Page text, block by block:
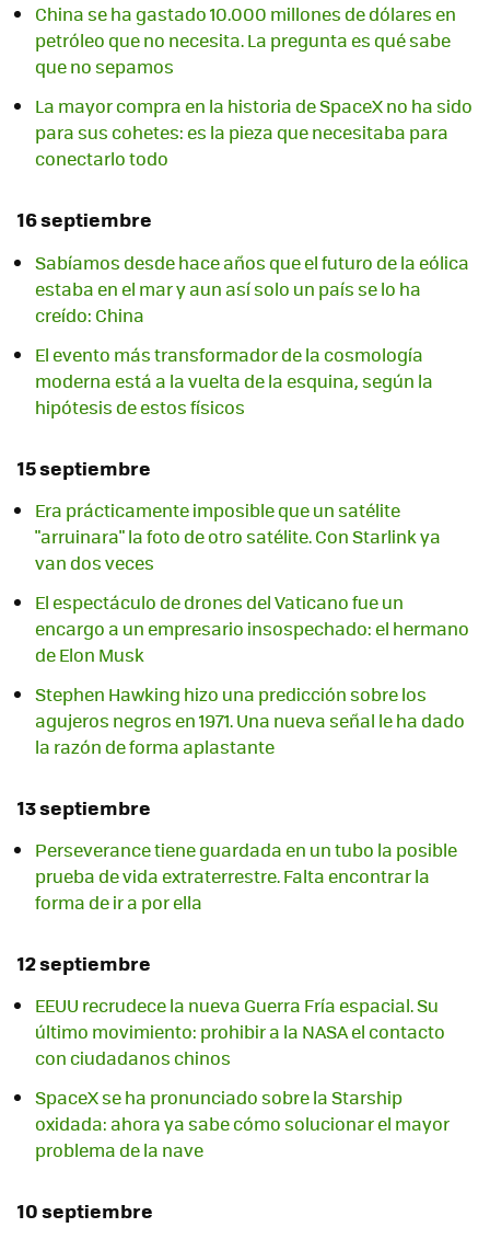
China se ha gastado 10.000 millones de dólares en
petróleo que no necesita. La pregunta es qué sabe
que no sepamos
La mayor compra en la historia de SpaceX no ha sido
para sus cohetes: es la pieza que necesitaba para
conectarlo todo
16 septiembre
Sabíamos desde hace años que el futuro de la eólica
estaba en el mar y aun así solo un país se lo ha
creído: China
El evento más transformador de la cosmología
moderna está a la vuelta de la esquina, según la
hipótesis de estos físicos
15 septiembre
Era prácticamente imposible que un satélite
"arruinara" la foto de otro satélite. Con Starlink ya
van dos veces
El espectáculo de drones del Vaticano fue un
encargo a un empresario insospechado: el hermano
de Elon Musk
Stephen Hawking hizo una predicción sobre los
agujeros negros en 1971. Una nueva señal le ha dado
la razón de forma aplastante
13 septiembre
Perseverance tiene guardada en un tubo la posible
prueba de vida extraterrestre. Falta encontrar la
forma de ir a por ella
12 septiembre
EEUU recrudece la nueva Guerra Fría espacial. Su
último movimiento: prohibir a la NASA el contacto
con ciudadanos chinos
SpaceX se ha pronunciado sobre la Starship
oxidada: ahora ya sabe cómo solucionar el mayor
problema de la nave
10 septiembre